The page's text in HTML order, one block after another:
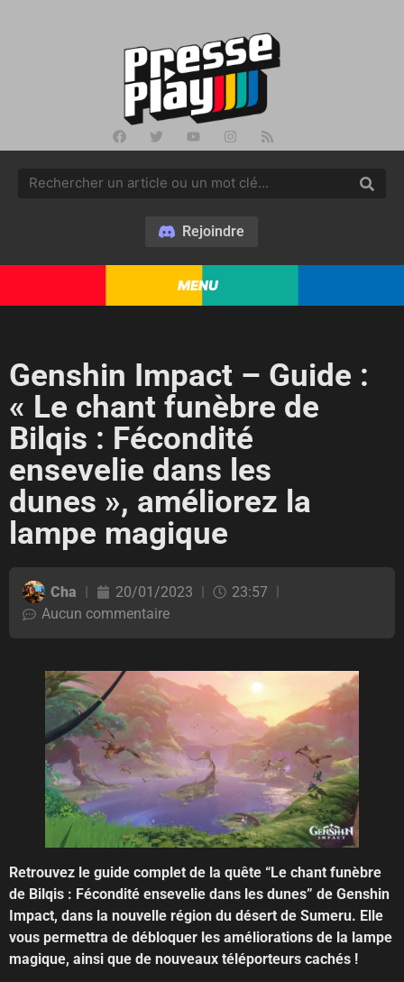
Rejoindre
MENU
Genshin Impact – Guide :
« Le chant funèbre de
Bilqis : Fécondité
ensevelie dans les
dunes », améliorez la
lampe magique
Cha 20/01/2023
23:57
Aucun commentaire
Retrouvez le guide complet de la quête “Le chant funèbre
de Bilqis : Fécondité ensevelie dans les dunes” de Genshin
Impact, dans la nouvelle région du désert de Sumeru. Elle
vous permettra de débloquer les améliorations de la lampe
magique, ainsi que de nouveaux téléporteurs cachés !